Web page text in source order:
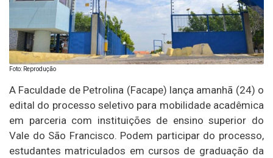
Foto: Reprodução
A Faculdade de Petrolina (Facape) lança amanhã (24) o
edital do processo seletivo para mobilidade acadêmica
em parceria com instituições de ensino superior do
Vale do São Francisco. Podem participar do processo,
estudantes matriculados em cursos de graduação da